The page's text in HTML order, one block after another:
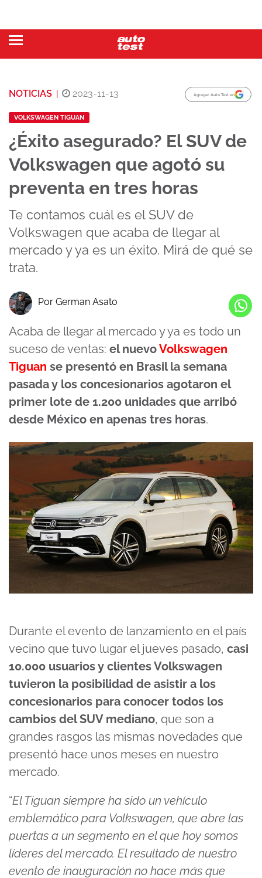
NOTICIAS | 2023-11-13 Agregar Auto Test en
VOLKSWAGEN TIGUAN
¿Éxito asegurado? El SUV de
Volkswagen que agotó su
preventa en tres horas
Te contamos cuál es el SUV de
Volkswagen que acaba de llegar al
mercado y ya es un éxito. Mirá de qué se
trata.
Por German Asato
Acaba de llegar al mercado y ya es todo un
suceso de ventas: el nuevoVolkswagen
Tiguan se presentó en Brasil la semana
pasada y los concesionarios agotaron el
primer lote de 1.200 unidades que arribó
desde México en apenas tres horas.
Durante el evento de lanzamiento en el país
vecino que tuvo lugar el jueves pasado, casi
10.000 usuarios y clientes Volkswagen
tuvieron la posibilidad de asistir a los
concesionarios para conocer todos los
cambios del SUV mediano, que son a
grandes rasgos las mismas novedades que
presentó hace unos meses en nuestro
mercado.
“El Tiguan siempre ha sido un vehículo
emblemático para Volkswagen, que abre las
puertas a un segmento en el que hoy somos
líderes del mercado. El resultado de nuestro
evento de inauguración no hace más que